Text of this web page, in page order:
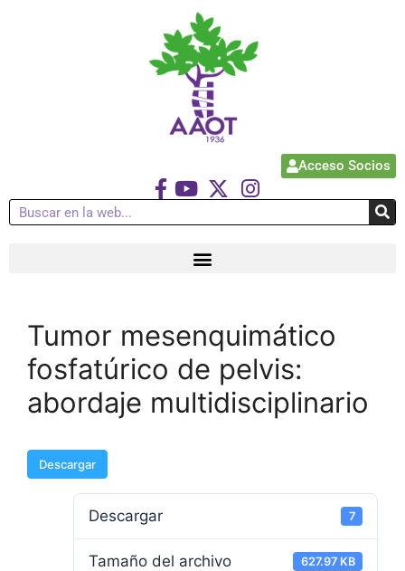
Acceso Socios
Tumor mesenquimático
fosfatúrico de pelvis:
abordaje multidisciplinario
Descargar
Descargar 7
Tamaño del archivo 627.97 KB